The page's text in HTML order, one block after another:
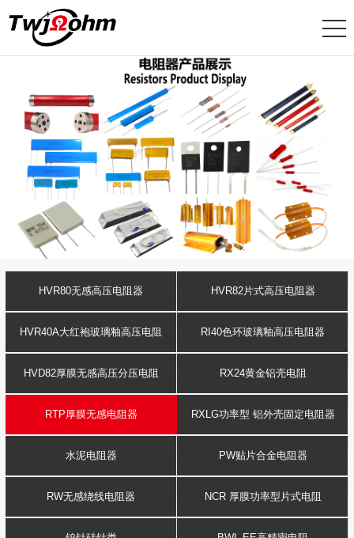
HVR80无感高压电阻器 HVR82片式高压电阻器
HVR40A大红袍玻璃釉高压电阻 RI40色环玻璃釉高压电阻器
HVD82厚膜无感高压分压电阻 RX24黄金铝壳电阻
RTP厚膜无感电阻器 RXLG功率型 铝外壳固定电阻器
水泥电阻器 PW贴片合金电阻器
RW无感绕线电阻器 NCR 厚膜功率型片式电阻